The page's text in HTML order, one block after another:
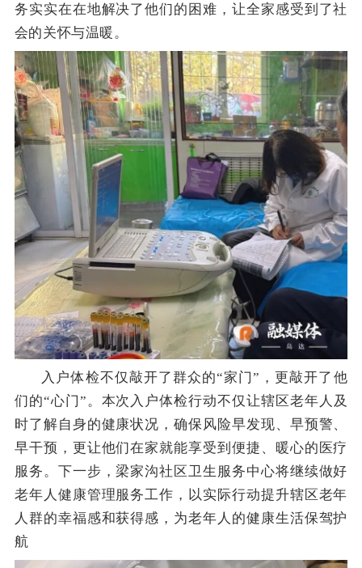
务实实在在地解决了他们的困难，让全家感受到了社
会的关怀与温暖。
入户体检不仅敲开了群众的“家门”，更敲开了他
们的“心门”。 本次入户体检行动不仅让辖区老年人及
时了解自身的健康状况，确保风险早发现、早预警、
早干预，更让他们在家就能享受到便捷、暖心的医疗
服务。 下一步，梁家沟社区卫生服务中心将继续做好
老年人健康管理服务工作，以实际行动提升辖区老年
人群的幸福感和获得感，为老年人的健康生活保驾护
航